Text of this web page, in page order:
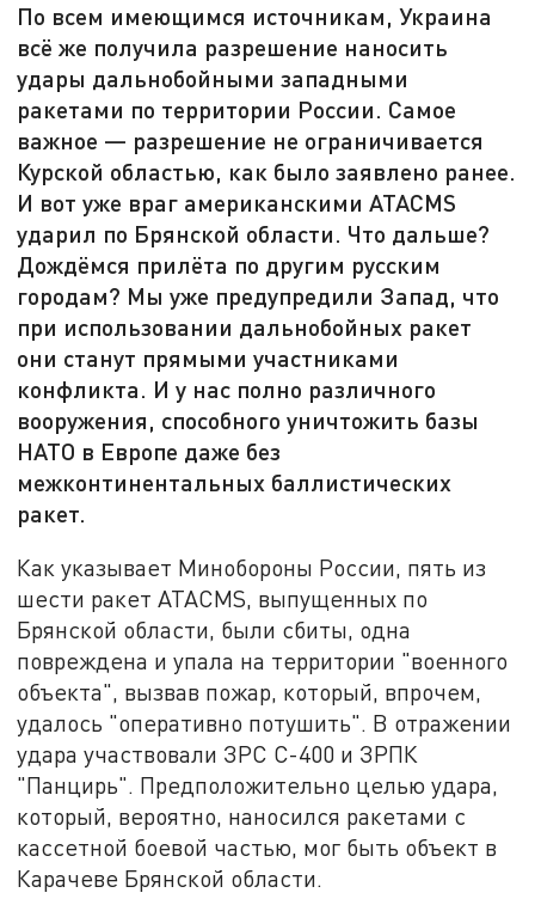
По всем имеющимся источникам, Украина
всё же получила разрешение наносить
удары дальнобойными западными
ракетами по территории России. Самое
важное — разрешение не ограничивается
Курской областью, как было заявлено ранее.
И вот уже враг американскими ATACMS
ударил по Брянской области. Что дальше?
Дождёмся прилёта по другим русским
городам? Мы уже предупредили Запад, что
при использовании дальнобойных ракет
они станут прямыми участниками
конфликта. И у нас полно различного
вооружения, способного уничтожить базы
НАТО в Европе даже без
межконтинентальных баллистических
ракет.
Как указывает Минобороны России, пять из
шести ракет ATACMS, выпущенных по
Брянской области, были сбиты, одна
повреждена и упала на территории "военного
объекта", вызвав пожар, который, впрочем,
удалось "оперативно потушить". В отражении
удара участвовали ЗРС С-400 и ЗРПК
"Панцирь". Предположительно целью удара,
который, вероятно, наносился ракетами с
кассетной боевой частью, мог быть объект в
Карачеве Брянской области.